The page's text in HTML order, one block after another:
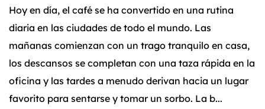
Hoy en día, el café se ha convertido en una rutina
diaria en las ciudades de todo el mundo. Las
mañanas comienzan con un trago tranquilo en casa,
los descansos se completan con una taza rápida en la
oficina y las tardes a menudo derivan hacia un lugar
favorito para sentarse y tomar un sorbo. La b...